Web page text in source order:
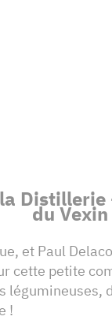
du Vexin
et Paul
cette petite
légumineuses,
!